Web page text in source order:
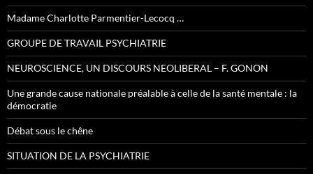
Madame Charlotte Parmentier-Lecocq …
GROUPE DE TRAVAIL PSYCHIATRIE
NEUROSCIENCE, UN DISCOURS NEOLIBERAL – F. GONON
Une grande cause nationale préalable à celle de la santé mentale : la
démocratie
Débat sous le chêne
SITUATION DE LA PSYCHIATRIE